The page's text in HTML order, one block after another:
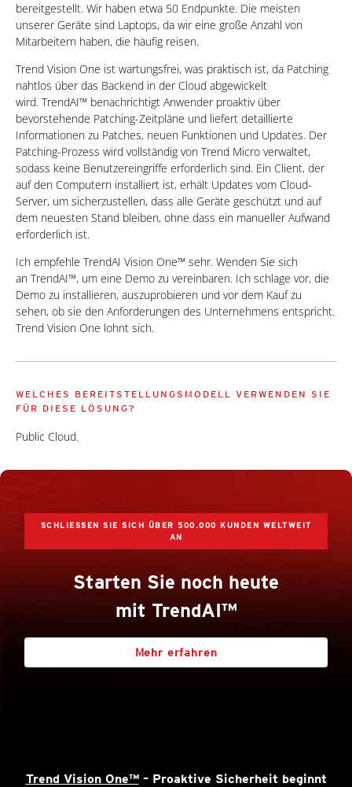
bereitgestellt. Wir haben etwa 50 Endpunkte. Die meisten
unserer Geräte sind Laptops, da wir eine große Anzahl von
Mitarbeitern haben, die häufig reisen.
Trend Vision One ist wartungsfrei, was praktisch ist, da Patching
nahtlos über das Backend in der Cloud abgewickelt
wird. TrendAI™ benachrichtigt Anwender proaktiv über
bevorstehende Patching-Zeitpläne und liefert detaillierte
Informationen zu Patches, neuen Funktionen und Updates. Der
Patching-Prozess wird vollständig von Trend Micro verwaltet,
sodass keine Benutzereingriffe erforderlich sind. Ein Client, der
auf den Computern installiert ist, erhält Updates vom Cloud-
Server, um sicherzustellen, dass alle Geräte geschützt und auf
dem neuesten Stand bleiben, ohne dass ein manueller Aufwand
erforderlich ist.
Ich empfehle TrendAI Vision One™ sehr. Wenden Sie sich
an TrendAI™, um eine Demo zu vereinbaren. Ich schlage vor, die
Demo zu installieren, auszuprobieren und vor dem Kauf zu
sehen, ob sie den Anforderungen des Unternehmens entspricht.
Trend Vision One lohnt sich.
WELCHES BEREITSTELLUNGSMODELL VERWENDEN SIE
FÜR DIESE LÖSUNG?
Public Cloud.
SCHLIESSEN SIE SICH ÜBER 500.000 KUNDEN WELTWEIT A
N
Starten Sie noch heute
mit TrendAI™
Mehr erfahren
Trend Vision One™– Proaktive Sicherheit beginnt